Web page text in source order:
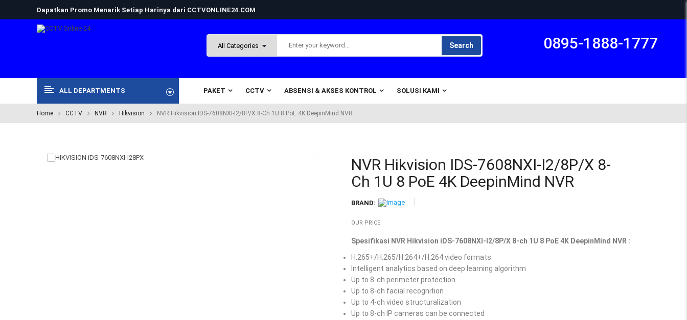
Dapatkan Promo Menarik Setiap Harinya dari CCTVONLINE24.COM
Search 0895-1888-1777
ALL DEPARTMENTS PAKET CCTV ABSENSI & AKSES KONTROL SOLUSI KAMI
Home CCTV NVR Hikvision NVR Hikvision IDS-7608NXI-I2/8P/X 8-Ch 1U 8 PoE 4K DeepinMind NVR
NVR Hikvision IDS-7608NXI-I2/8P/X 8-
Ch 1U 8 PoE 4K DeepinMind NVR
BRAND:
OUR PRICE
Spesifikasi NVR Hikvision iDS-7608NXI-I2/8P/X 8-ch 1U 8 PoE 4K DeepinMind NVR :
H.265+/H.265/H.264+/H.264 video formats
Intelligent analytics based on deep learning algorithm
Up to 8-ch perimeter protection
Up to 8-ch facial recognition
Up to 4-ch video structuralization
Up to 8-ch IP cameras can be connected